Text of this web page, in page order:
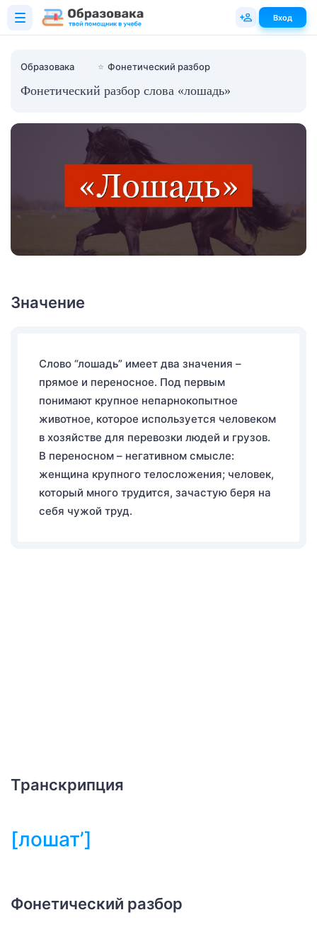
Образовака ⭐ Фонетический разбор
Фонетический разбор слова «лошадь»
Значение
Слово “лошадь” имеет два значения –
прямое и переносное. Под первым
понимают крупное непарнокопытное
животное, которое используется человеком
в хозяйстве для перевозки людей и грузов.
В переносном – негативном смысле:
женщина крупного телосложения; человек,
который много трудится, зачастую беря на
себя чужой труд.
Транскрипция
[лошат’]
Фонетический разбор
Вход